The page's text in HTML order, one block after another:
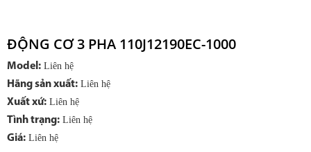
ĐỘNG CƠ 3 PHA 110J12190EC-1000
Model: Liên hệ
Hãng sản xuất: Liên hệ
Xuất xứ: Liên hệ
Tình trạng: Liên hệ
Giá: Liên hệ